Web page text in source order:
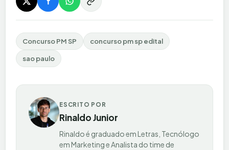
Concurso PM SP concurso pm sp edital
sao paulo
ESCRITO POR
Rinaldo Junior
Rinaldo é graduado em Letras, Tecnólogo
em Marketing e Analista do time de